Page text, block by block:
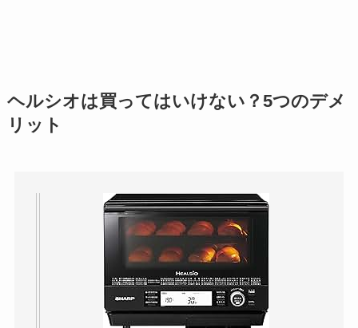
ヘルシオは買ってはいけない？5つのデメ
リット